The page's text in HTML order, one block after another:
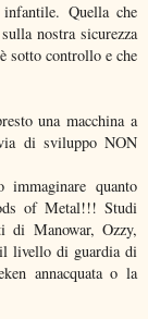
Quella che
nostra sicurezza
sotto controllo e che
una macchina a
di sviluppo NON
quanto
of Metal!!! Studi
di Manowar, Ozzy,
livello di guardia di
annacquata o la